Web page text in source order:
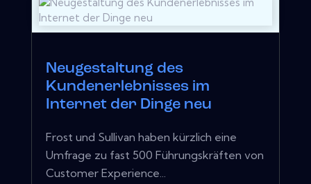
Neugestaltung des
Kundenerlebnisses im
Internet der Dinge neu
Frost und Sullivan haben kürzlich eine
Umfrage zu fast 500 Führungskräften von
Customer Experience...